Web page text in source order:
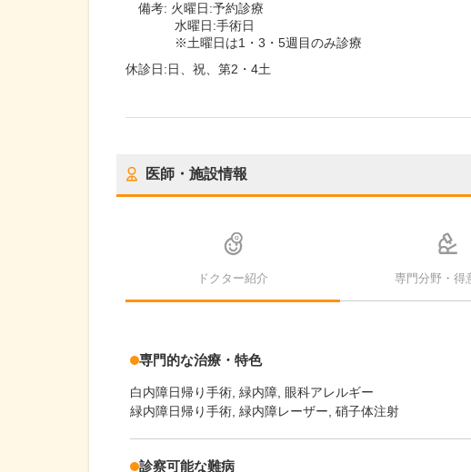
備考: 火曜日:予約診療
水曜日:手術日
※土曜日は1・3・5週目のみ診療
休診日:日、祝、第2・4土
医師・施設情報
ドクター紹介 専門分野・得
専門的な治療・特色
白内障日帰り手術 緑内障 眼科アレルギー
緑内障日帰り手術, 緑内障レーザー, 硝子体注射
診察可能な難病